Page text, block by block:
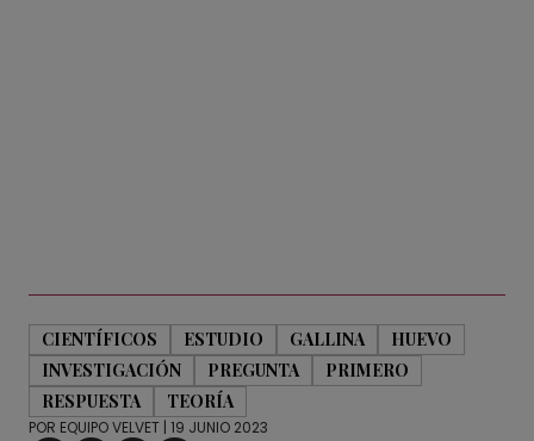
CIENTÍFICOS ESTUDIO GALLINA
HUEVO
INVESTIGACIÓN
PREGUNTA
PRIMERO
RESPUESTA
TEORÍA
POR EQUIPO VELVET | 19 JUNIO 2023